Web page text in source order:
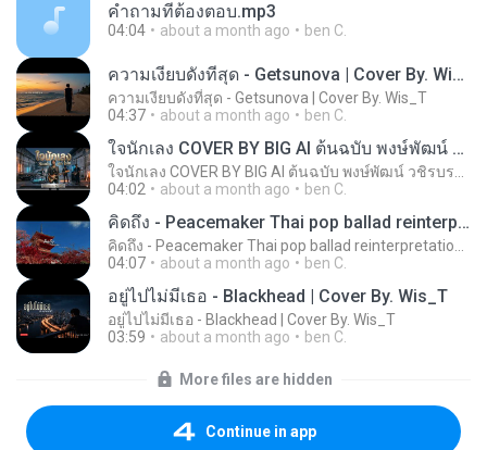
คำถามที่ต้องตอบ.mp3
04:04 about a month ago ben C.
ความเงียบดังที่สุด - Getsunova | Cover By. Wis_T
ความเงียบดังที่สุด - Getsunova | Cover By. Wis_T
04:37
about a month ago ben C.
ใจนักเลง COVER BY BIG AI ต้นฉบับ พงษ์พัฒน์ วชิรบรรจง
04:02
about a month ago ben C.
คิดถึง - Peacemaker Thai pop ballad reinterpretation by Wasp
04:07
about a month ago ben C.
อยู่ไปไม่มีเธอ - Blackhead | Cover By. Wis_T
อยู่ไปไม่มีเธอ - Blackhead | Cover By. Wis_T
03:59
about a month ago ben C.
More files are hidden
Continue in app